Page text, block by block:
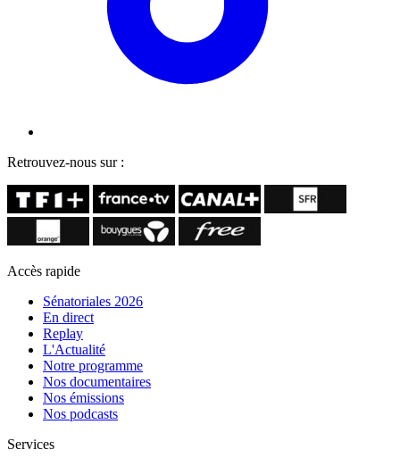
Retrouvez-nous sur :
Accès rapide
Sénatoriales 2026
En direct
Replay
L'Actualité
Notre programme
Nos documentaires
Nos émissions
Nos podcasts
Services